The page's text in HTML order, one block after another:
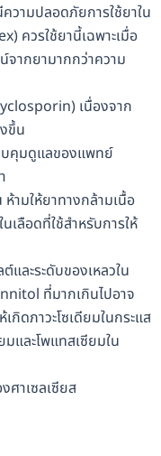
ามปลอดภัยการใช้ยาใน
ควรใช้ยานี้เฉพาะเมื่อ
จากยามากกว่าความ
เนื่องจาก
ขึ้น
บคุมดูแลของแพทย์
ามให้ยาทางกล้ามเนื้อ
เลือดที่ใช้สำหรับการให้
ละระดับของเหลวใน
ที่มากเกินไปอาจ
กิดภาวะโซเดียมในกระแส
และโพแทสเซียมใน
ศาเซลเซียส